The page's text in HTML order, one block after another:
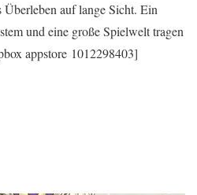
auf lange Sicht. Ein
und eine große Spielwelt tragen
appstore 1012298403]